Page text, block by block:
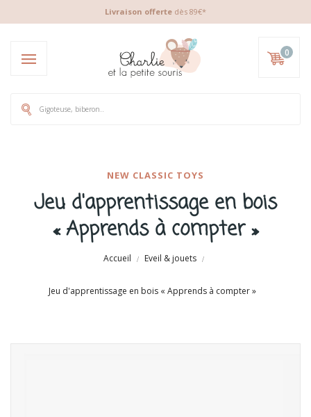
Livraison offerte dès 89€*
0
NEW CLASSIC TOYS
Jeu d'apprentissage en bois
« Apprends à compter »
Accueil Eveil & jouets
Jeu d'apprentissage en bois « Apprends à compter »